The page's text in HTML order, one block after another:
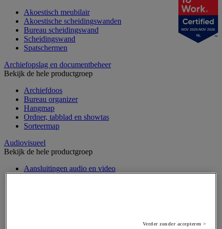
Akoestisch meubilair
Akoestische scheidingswanden
Bureau scheidingswand
Scheidingswand
Spatschermen
Archiefopslag en documentbeheer
Bekijk de hele productgroep
Archiefdoos
Bureau organizer
Hangmap
Ordner, tabblad en showtas
Sorteermap
Audiovisueel
Bekijk de hele productgroep
Aansluitingen audio en video
NOV 2025-NOV 2026
NL
Verder zonder accepteren >